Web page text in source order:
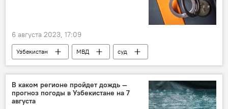
6 августа 2023, 17:09
Узбекистан МВД
суд
беспорядки
Нукус
В каком регионе пройдет дождь —
прогноз погоды в Узбекистане на 7
августа